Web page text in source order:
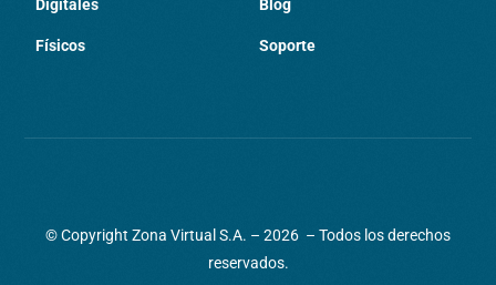
Digitales
Físicos
Blog
Soporte
© Copyright Zona Virtual S.A. – 2026 – Todos los derechos
reservados.